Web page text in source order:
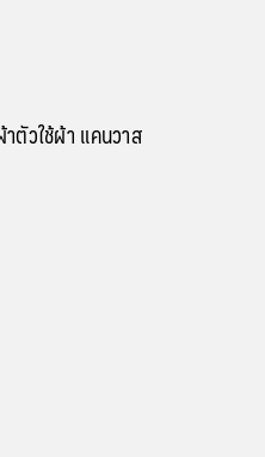
ตัวใช้ผ้า แคนวาส